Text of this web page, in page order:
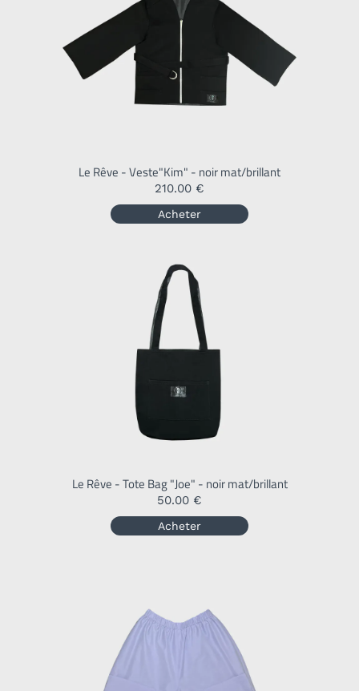
Le Rêve - Veste"Kim" - noir mat/brillant
210.00 €
Acheter
Le Rêve - Tote Bag "Joe" - noir mat/brillant
50.00 €
Acheter